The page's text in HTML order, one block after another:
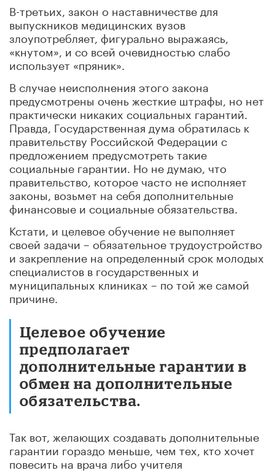
В-третьих, закон о наставничестве для
выпускников медицинских вузов
злоупотребляет, фигурально выражаясь,
«кнутом», и со всей очевидностью слабо
использует «пряник».
В случае неисполнения этого закона
предусмотрены очень жесткие штрафы, но нет
практически никаких социальных гарантий.
Правда, Государственная дума обратилась к
правительству Российской Федерации с
предложением предусмотреть такие
социальные гарантии. Но не думаю, что
правительство, которое часто не исполняет
законы, возьмет на себя дополнительные
финансовые и социальные обязательства.
Кстати, и целевое обучение не выполняет
своей задачи – обязательное трудоустройство
и закрепление на определенный срок молодых
специалистов в государственных и
муниципальных клиниках – по той же самой
причине.
Целевое обучение
предполагает
дополнительные гарантии в
обмен на дополнительные
обязательства.
Так вот, желающих создавать дополнительные
гарантии гораздо меньше, чем тех, кто хочет
повесить на врача либо учителя